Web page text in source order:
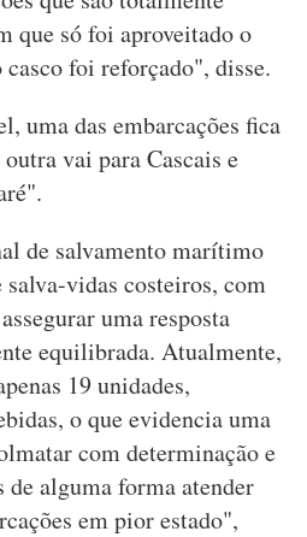
que só foi aproveitado o
casco foi reforçado", disse.
uma das embarcações fica
vai para Cascais e
de salvamento marítimo
vidas costeiros, com
uma resposta
equilibrada. Atualmente,
19 unidades,
o que evidencia uma
com determinação e
alguma forma atender
em pior estado",